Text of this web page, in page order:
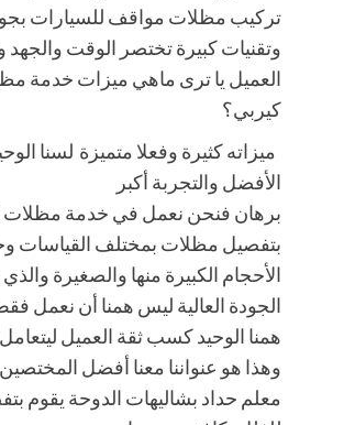
تركيب مظلات مواقف للسيارات
وتقنيات كبيرة تختصر الوقت
العميل يا ترى ماهي ميزات خدمة
كيربي؟
ميزاته كثيرة وفعلا متميزة لسنا
الأفضل والتجربة أكبر
برهان فنحن نعمل في خدمة مظلات
بتفصيل مظلات بمختلف القياسات
الأحجام الكبيرة منها والصغيرة والذي
الجودة العالية ليس همنا أن نعمل
همنا الوحيد كسب ثقة العميل ليتعامل
وهذا هو عنواننا معنا أفضل المختصين
معلم حداد بشاليهات الدوحة يقوم